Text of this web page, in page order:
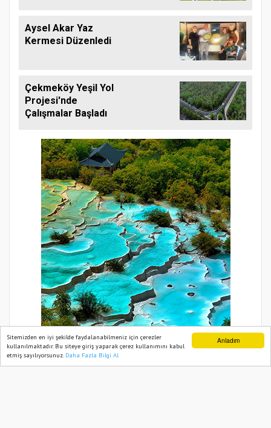
Anladım
Sitemizden en iyi şekilde faydalanabilmeniz için çerezler
kullanılmaktadır. Bu siteye giriş yaparak çerez kullanımını kabul
etmiş sayılıyorsunuz. Daha Fazla Bilgi Al
Aysel Akar Yaz
Kermesi Düzenledi
Çekmeköy Yeşil Yol
Projesi'nde
Çalışmalar Başladı
Ana Sayfa Web TV